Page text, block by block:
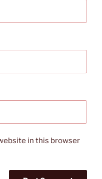
in this browser